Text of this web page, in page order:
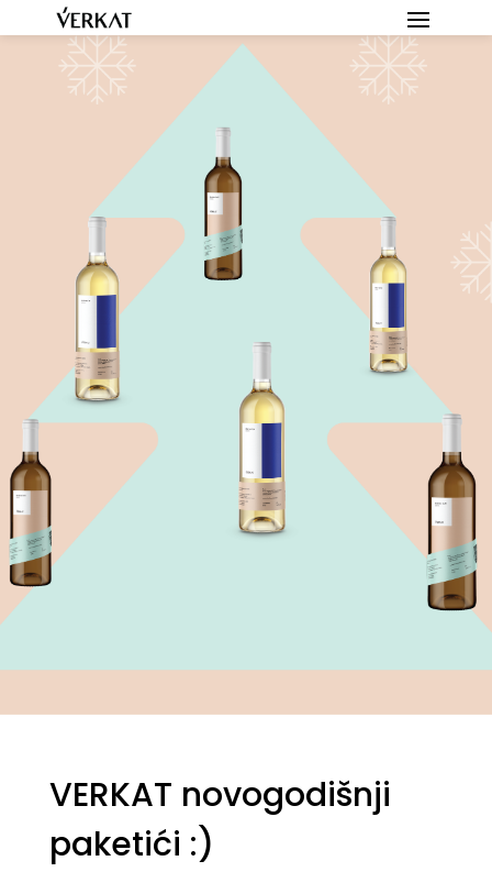
VERKAT novogodišnji
paketići :)